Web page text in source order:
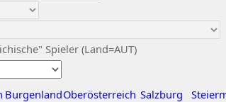
Spieler (Land=AUT)
BurgenlandOberösterreich Salzburg